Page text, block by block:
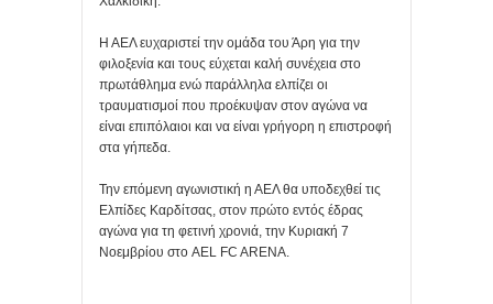
Η ΑΕΛ ευχαριστεί την ομάδα του Άρη για την
φιλοξενία και τους εύχεται καλή συνέχεια στο
πρωτάθλημα ενώ παράλληλα ελπίζει οι
τραυματισμοί που προέκυψαν στον αγώνα να
είναι επιπόλαιοι και να είναι γρήγορη η επιστροφή
στα γήπεδα.
Την επόμενη αγωνιστική η ΑΕΛ θα υποδεχθεί τις
Ελπίδες Καρδίτσας, στον πρώτο εντός έδρας
αγώνα για τη φετινή χρονιά, την Κυριακή 7
Νοεμβρίου στο AEL FC ARENA.